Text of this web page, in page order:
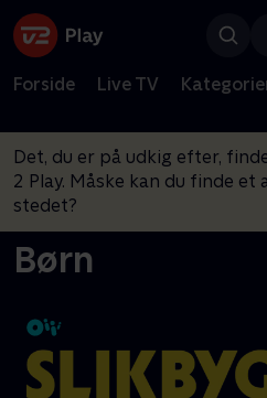
Forside Live TV
Det, du er på udkig efter,
2 Play. Måske kan du finde et
stedet?
Børn